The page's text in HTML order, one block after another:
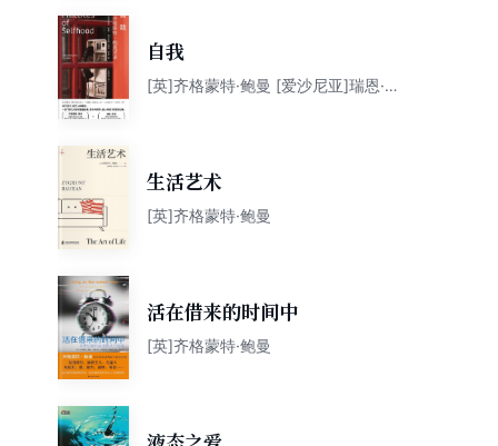
自我
[英]齐格蒙特·鲍曼 [爱沙尼亚]瑞恩·罗
生活艺术
[英]齐格蒙特·鲍曼
活在借来的时间中
[英]齐格蒙特·鲍曼
液态之爱